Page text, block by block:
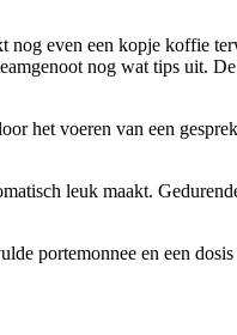
nog even een kopje koffie
nog wat tips uit.
het voeren van een
leuk maakt.
portemonnee en een